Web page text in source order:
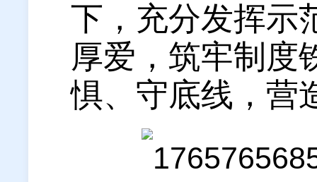
下，充分发挥示
厚爱，筑牢制度
惧、守底线，营